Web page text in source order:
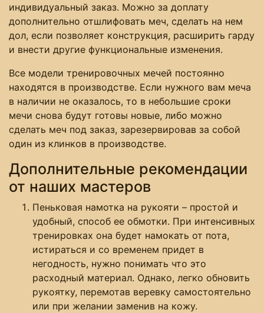
индивидуальный заказ. Можно за доплату
дополнительно отшлифовать меч, сделать на нем
дол, если позволяет конструкция, расширить гарду
и внести другие функциональные изменения.
Все модели тренировочных мечей постоянно
находятся в производстве. Если нужного вам меча
в наличии не оказалось, то в небольшие сроки
мечи снова будут готовы новые, либо можно
сделать меч под заказ, зарезервировав за собой
один из клинков в производстве.
Дополнительные рекомендации
от наших мастеров
Пеньковая намотка на рукояти – простой и
удобный, способ ее обмотки. При интенсивных
тренировках она будет намокать от пота,
истираться и со временем придет в
негодность, нужно понимать что это
расходный материал. Однако, легко обновить
рукоятку, перемотав веревку самостоятельно
или при желании заменив на кожу.